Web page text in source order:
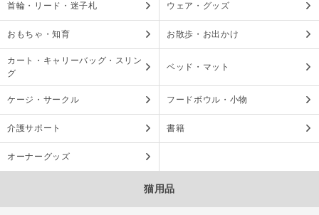
首輪・リード・迷子札 ウェア・グッズ
おもちゃ・知育 お散歩・お出かけ
カート・キャリーバッグ・スリン
グ
ベッド・マット
ケージ・サークル フードボウル・小物
介護サポート 書籍
オーナーグッズ
猫用品